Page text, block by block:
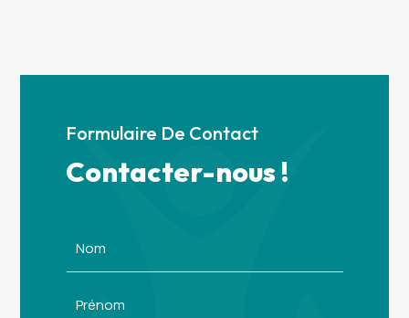
Formulaire De Contact
Contacter-nous !